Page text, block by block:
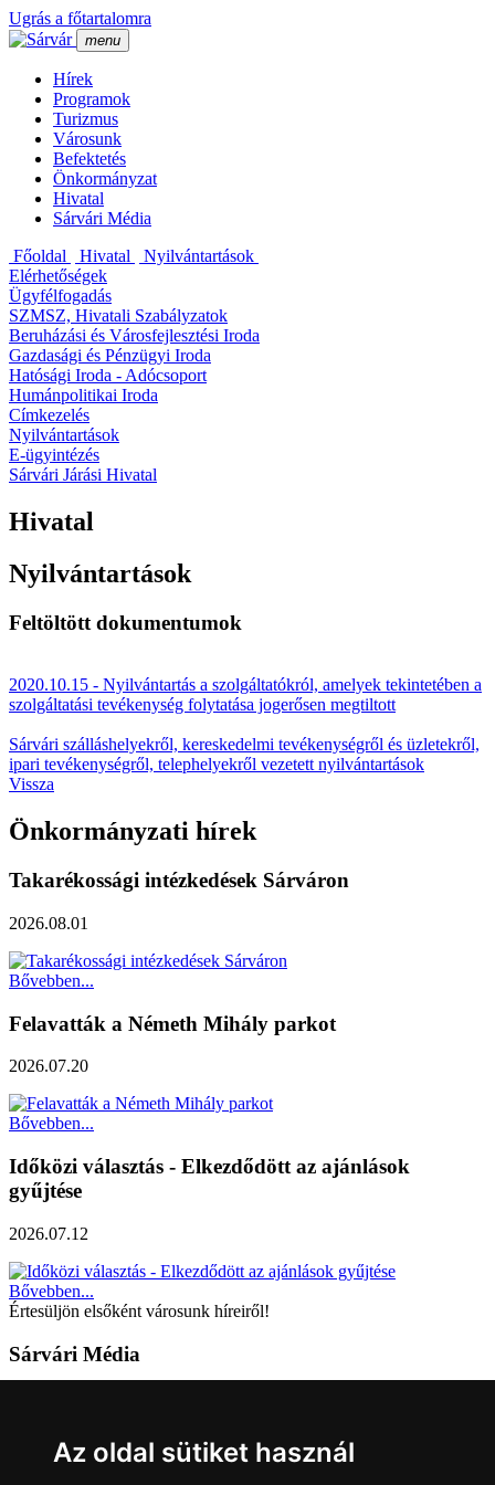
Az oldal sütiket használ
Ugrás a főtartalomra
menu
Hí­rek
Programok
Turizmus
Városunk
Befektetés
Önkormányzat
Hivatal
Sárvári Média
Főoldal
Hivatal
Nyilvántartások
Elérhetőségek
Ügyfélfogadás
SZMSZ, Hivatali Szabályzatok
Beruházási és Városfejlesztési Iroda
Gazdasági és Pénzügyi Iroda
Hatósági Iroda - Adócsoport
Humánpolitikai Iroda
Cí­mkezelés
Nyilvántartások
E-ügyintézés
Sárvári Járási Hivatal
Hivatal
Nyilvántartások
Feltöltött dokumentumok
2020.10.15 - Nyilvántartás a szolgáltatókról, amelyek tekintetében a
szolgáltatási tevékenység folytatása jogerősen megtiltott
Sárvári szálláshelyekről, kereskedelmi tevékenységről és üzletekről,
ipari tevékenységről, telephelyekről vezetett nyilvántartások
Vissza
Önkormányzati hírek
Takarékossági intézkedések Sárváron
2026.08.01
Bővebben...
Felavatták a Németh Mihály parkot
2026.07.20
Bővebben...
Időközi választás - Elkezdődött az ajánlások
gyűjtése
2026.07.12
Bővebben...
Értesüljön elsőként városunk híreiről!
Sárvári Média